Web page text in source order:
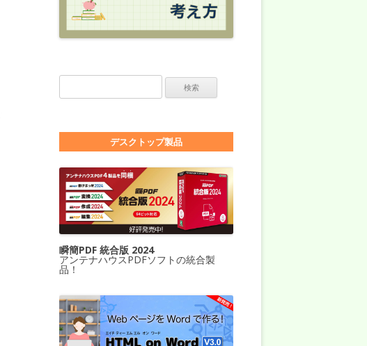
デスクトップ製品
瞬簡PDF 統合版 2024
アンテナハウスPDFソフトの統合製
品！